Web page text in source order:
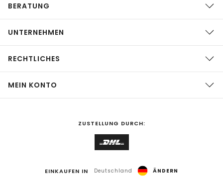
BERATUNG
UNTERNEHMEN
RECHTLICHES
MEIN KONTO
ZUSTELLUNG DURCH:
EINKAUFEN IN Deutschland ÄNDERN